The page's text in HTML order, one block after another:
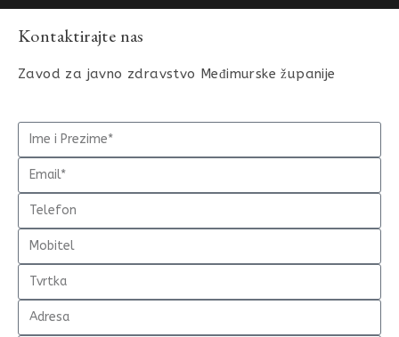
Kontaktirajte nas
Zavod za javno zdravstvo Međimurske županije